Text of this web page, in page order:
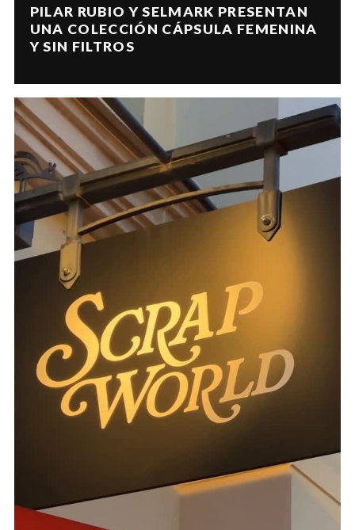
PILAR RUBIO Y SELMARK PRESENTAN
UNA COLECCIÓN CÁPSULA FEMENINA
Y SIN FILTROS